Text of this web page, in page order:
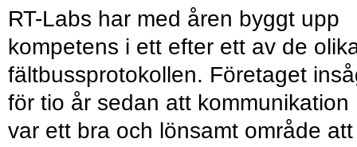
RT-Labs har med åren byggt upp
kompetens i ett efter ett av de
fältbussprotokollen. Företaget
för tio år sedan att kommunikation
var ett bra och lönsamt område att